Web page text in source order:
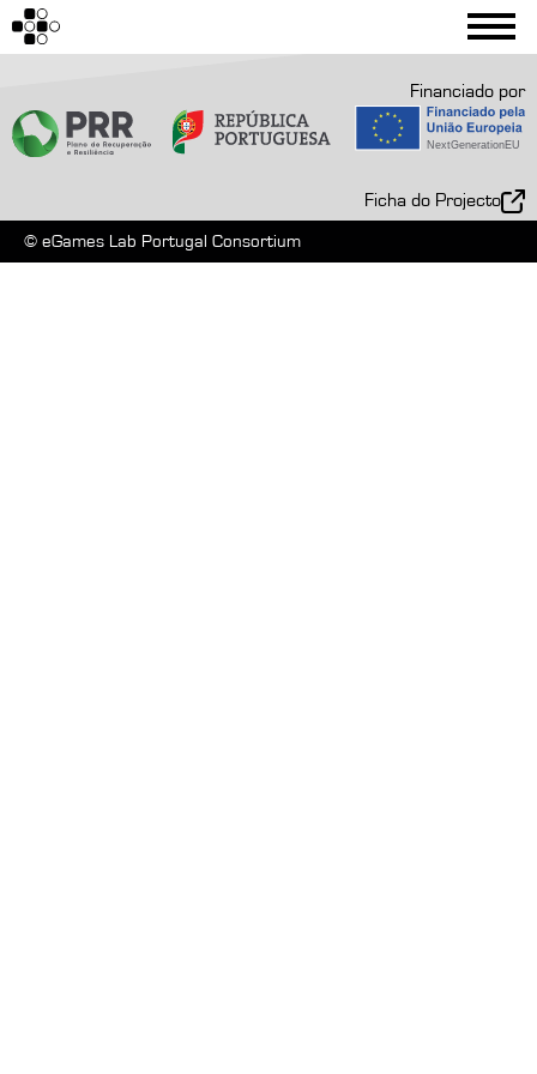
Book a session
Financiado por
Ficha do Projecto
© eGames Lab Portugal Consortium